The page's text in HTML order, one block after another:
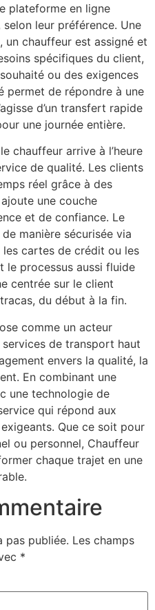
plateforme en ligne
leur préférence. Une
chauffeur est assigné et
spécifiques du client,
ou des exigences
permet de répondre à une
d’un transfert rapide
une journée entière.
chauffeur arrive à l’heure
de qualité. Les clients
réel grâce à des
une couche
et de confiance. Le
manière sécurisée via
cartes de crédit ou les
le processus aussi fluide
centrée sur le client
du début à la fin.
comme un acteur
de transport haut
envers la qualité, la
En combinant une
une technologie de
qui répond aux
Que ce soit pour
ou personnel, Chauffeur
chaque trajet en une
pas publiée. Les champs
*